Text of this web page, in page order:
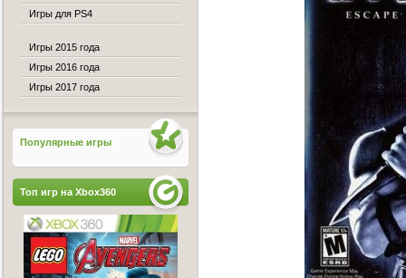
Игры для PS4
Игры 2015 года
Игры 2016 года
Игры 2017 года
Популярные игры
Топ игр на Xbox360